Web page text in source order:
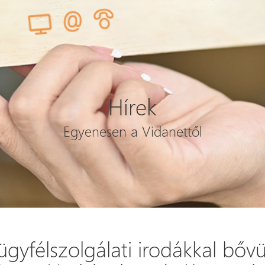
Hírek
Egyenesen a Vidanettől
irodákkal